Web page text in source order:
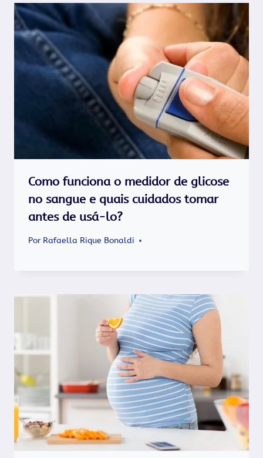
Como funciona o medidor de glicose
no sangue e quais cuidados tomar
antes de usá-lo?
Por Rafaella Rique Bonaldi